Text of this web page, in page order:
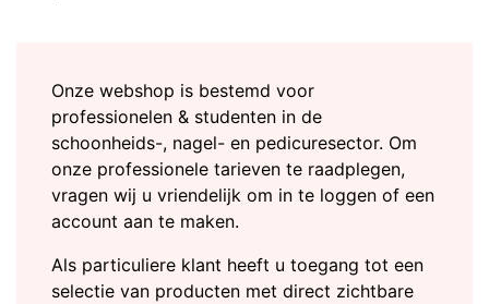
Onze webshop is bestemd voor
professionelen & studenten in de
schoonheids-, nagel- en pedicuresector. Om
onze professionele tarieven te raadplegen,
vragen wij u vriendelijk om in te loggen of een
account aan te maken.
Als particuliere klant heeft u toegang tot een
selectie van producten met direct zichtbare